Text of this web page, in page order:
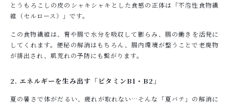
とうもろこしの皮のシャキシャキとした食感の正体は「不溶性食物繊
維（セルロース）」です。
この食物繊維は、胃や腸で水分を吸収して膨らみ、腸の働きを活発に
してくれます。便秘の解消はもちろん、腸内環境が整うことで老廃物
が排出され、肌荒れの予防にも繋がります。
2. エネルギーを生み出す「ビタミンB1・B2」
夏の暑さで体がだるい、疲れが取れない…そんな「夏バテ」の解消に